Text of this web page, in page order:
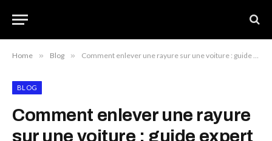
Home » Blog » Comment enlever une rayure sur une voiture : guide expert pour un résultat impeccable
BLOG
Comment enlever une rayure
sur une voiture : guide expert